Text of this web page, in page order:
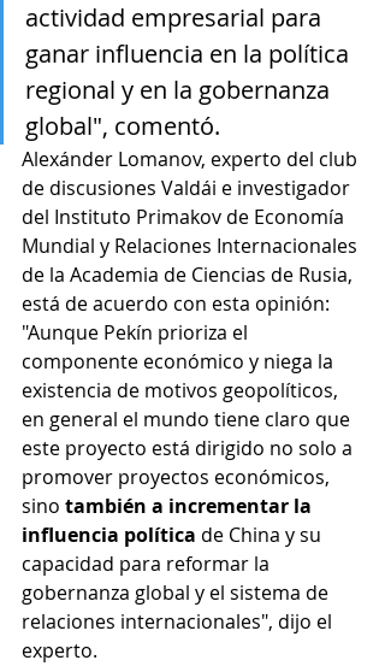
actividad empresarial para
ganar influencia en la política
regional y en la gobernanza
global", comentó.
Alexánder Lomanov, experto del club
de discusiones Valdái e investigador
del Instituto Primakov de Economía
Mundial y Relaciones Internacionales
de la Academia de Ciencias de Rusia,
está de acuerdo con esta opinión:
"Aunque Pekín prioriza el
componente económico y niega la
existencia de motivos geopolíticos,
en general el mundo tiene claro que
este proyecto está dirigido no solo a
promover proyectos económicos,
sino también a incrementar la
influencia política de China y su
capacidad para reformar la
gobernanza global y el sistema de
relaciones internacionales", dijo el
experto.